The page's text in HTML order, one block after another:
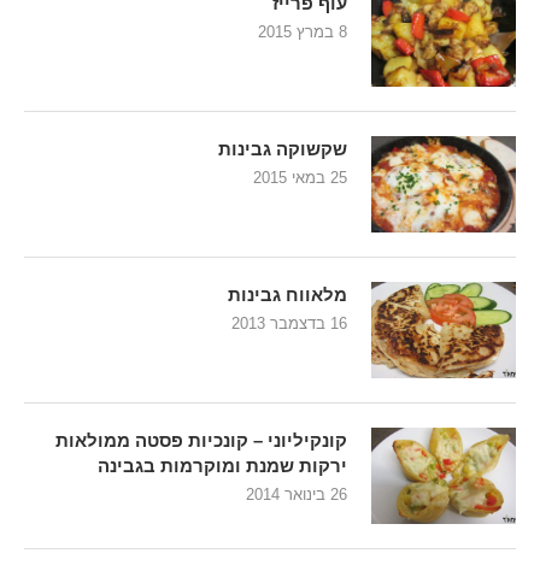
8 במרץ 2015
שקשוקה גבינות
25 במאי 2015
מלאווח גבינות
16 בדצמבר 2013
קונקיליוני – קונכיות פסטה ממולאות
ירקות שמנת ומוקרמות בגבינה
26 בינואר 2014